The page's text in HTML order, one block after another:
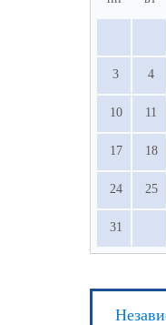
3 4
10 11
17 18
24 25
31